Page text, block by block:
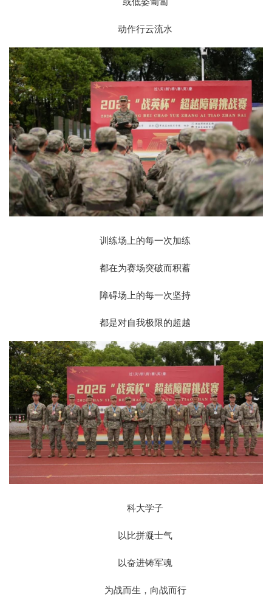
动作行云流水
训练场上的每一次加练
都在为赛场突破而积蓄
障碍场上的每一次坚持
都是对自我极限的超越
科大学子
以比拼凝士气
以奋进铸军魂
为战而生，向战而行